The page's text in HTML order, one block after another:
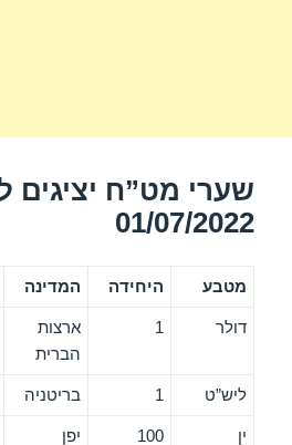
שערי מט”ח יציגים
01/07/2022
מטבע היחידה המדינה
דולר 1
ארצות
הברית
ליש”ט 1 בריטניה
ין 100 יפן